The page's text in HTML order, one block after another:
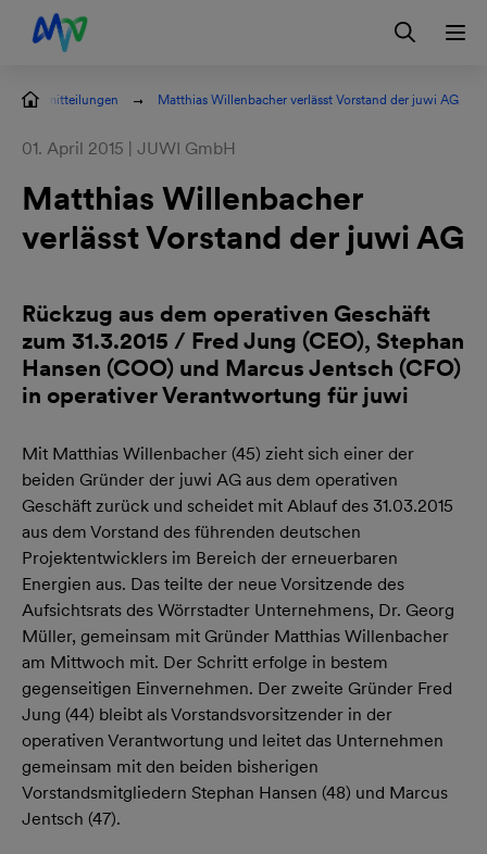
Zur Hauptnavigation springen
Zum Hauptinhalt springen
Zur Footernavigation springen
Kontakt EN Login
Pressemitteilungen Matthias Willenbacher verlässt Vorstand der juwi AG
01. April 2015 | JUWI GmbH
Matthias Willenbacher
verlässt Vorstand der juwi AG
Rückzug aus dem operativen Geschäft
zum 31.3.2015 / Fred Jung (CEO), Stephan
Hansen (COO) und Marcus Jentsch (CFO)
in operativer Verantwortung für juwi
Mit Matthias Willenbacher (45) zieht sich einer der
beiden Gründer der juwi AG aus dem operativen
Geschäft zurück und scheidet mit Ablauf des 31.03.2015
aus dem Vorstand des führenden deutschen
Projektentwicklers im Bereich der erneuerbaren
Energien aus. Das teilte der neue Vorsitzende des
Aufsichtsrats des Wörrstadter Unternehmens, Dr. Georg
Müller, gemeinsam mit Gründer Matthias Willenbacher
am Mittwoch mit. Der Schritt erfolge in bestem
gegenseitigen Einvernehmen. Der zweite Gründer Fred
Jung (44) bleibt als Vorstandsvorsitzender in der
operativen Verantwortung und leitet das Unternehmen
gemeinsam mit den beiden bisherigen
Vorstandsmitgliedern Stephan Hansen (48) und Marcus
Jentsch (47).